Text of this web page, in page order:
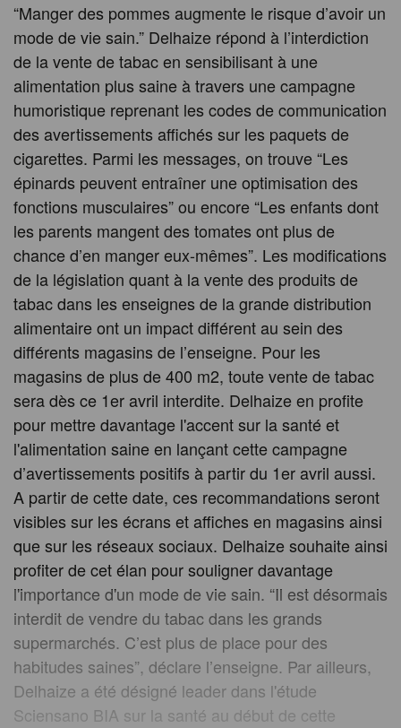
“Manger des pommes augmente le risque d’avoir un
mode de vie sain.” Delhaize répond à l’interdiction
de la vente de tabac en sensibilisant à une
alimentation plus saine à travers une campagne
humoristique reprenant les codes de communication
des avertissements affichés sur les paquets de
cigarettes. Parmi les messages, on trouve “Les
épinards peuvent entraîner une optimisation des
fonctions musculaires” ou encore “Les enfants dont
les parents mangent des tomates ont plus de
chance d’en manger eux-mêmes”. Les modifications
de la législation quant à la vente des produits de
tabac dans les enseignes de la grande distribution
alimentaire ont un impact différent au sein des
différents magasins de l’enseigne. Pour les
magasins de plus de 400 m2, toute vente de tabac
sera dès ce 1er avril interdite. Delhaize en profite
pour mettre davantage l'accent sur la santé et
l'alimentation saine en lançant cette campagne
d’avertissements positifs à partir du 1er avril aussi.
A partir de cette date, ces recommandations seront
visibles sur les écrans et affiches en magasins ainsi
que sur les réseaux sociaux. Delhaize souhaite ainsi
profiter de cet élan pour souligner davantage
l'importance d'un mode de vie sain. “Il est désormais
interdit de vendre du tabac dans les grands
supermarchés. C’est plus de place pour des
habitudes saines”, déclare l’enseigne. Par ailleurs,
Delhaize a été désigné leader dans l'étude
Sciensano BIA sur la santé au début de cette